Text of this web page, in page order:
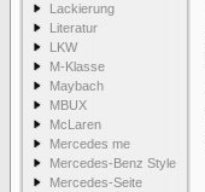
Lackierung
Literatur
LKW
M-Klasse
Maybach
MBUX
McLaren
Mercedes me
Mercedes-Benz Style
Mercedes-Seite